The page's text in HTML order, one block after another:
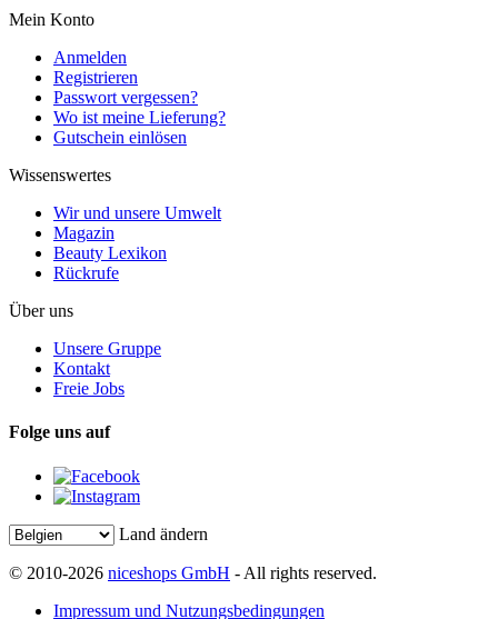
Mein Konto
Anmelden
Registrieren
Passwort vergessen?
Wo ist meine Lieferung?
Gutschein einlösen
Wissenswertes
Wir und unsere Umwelt
Magazin
Beauty Lexikon
Rückrufe
Über uns
Unsere Gruppe
Kontakt
Freie Jobs
Folge uns auf
Land ändern
© 2010-2026 niceshops GmbH - All rights reserved.
Impressum und Nutzungsbedingungen